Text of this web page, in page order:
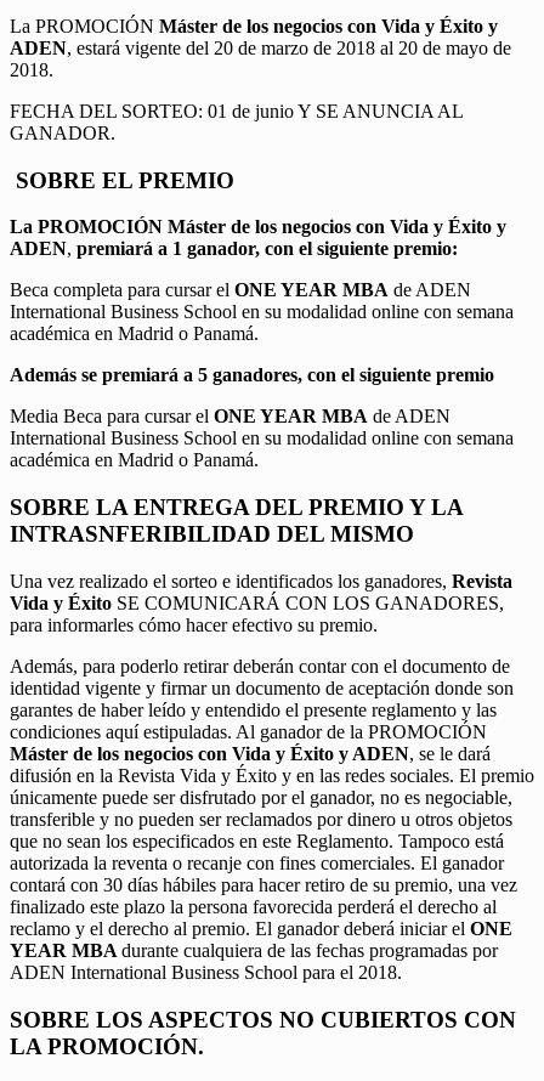
La PROMOCIÓN Máster de los negocios con Vida y Éxito y
ADEN, estará vigente del 20 de marzo de 2018 al 20 de mayo de
2018.
FECHA DEL SORTEO: 01 de junio Y SE ANUNCIA AL
GANADOR.
SOBRE EL PREMIO
La PROMOCIÓN Máster de los negocios con Vida y Éxito y
ADEN, premiará a 1 ganador, con el siguiente premio:
Beca completa para cursar el ONE YEAR MBA de ADEN
International Business School en su modalidad online con semana
académica en Madrid o Panamá.
Además se premiará a 5 ganadores, con el siguiente premio
Media Beca para cursar el ONE YEAR MBA de ADEN
International Business School en su modalidad online con semana
académica en Madrid o Panamá.
SOBRE LA ENTREGA DEL PREMIO Y LA
INTRASNFERIBILIDAD DEL MISMO
Una vez realizado el sorteo e identificados los ganadores, Revista
Vida y Éxito SE COMUNICARÁ CON LOS GANADORES,
para informarles cómo hacer efectivo su premio.
Además, para poderlo retirar deberán contar con el documento de
identidad vigente y firmar un documento de aceptación donde son
garantes de haber leído y entendido el presente reglamento y las
condiciones aquí estipuladas. Al ganador de la PROMOCIÓN
Máster de los negocios con Vida y Éxito y ADEN, se le dará
difusión en la Revista Vida y Éxito y en las redes sociales. El premio
únicamente puede ser disfrutado por el ganador, no es negociable,
transferible y no pueden ser reclamados por dinero u otros objetos
que no sean los especificados en este Reglamento. Tampoco está
autorizada la reventa o recanje con fines comerciales. El ganador
contará con 30 días hábiles para hacer retiro de su premio, una vez
finalizado este plazo la persona favorecida perderá el derecho al
reclamo y el derecho al premio. El ganador deberá iniciar el ONE
YEAR MBA durante cualquiera de las fechas programadas por
ADEN International Business School para el 2018.
SOBRE LOS ASPECTOS NO CUBIERTOS CON
LA PROMOCIÓN.